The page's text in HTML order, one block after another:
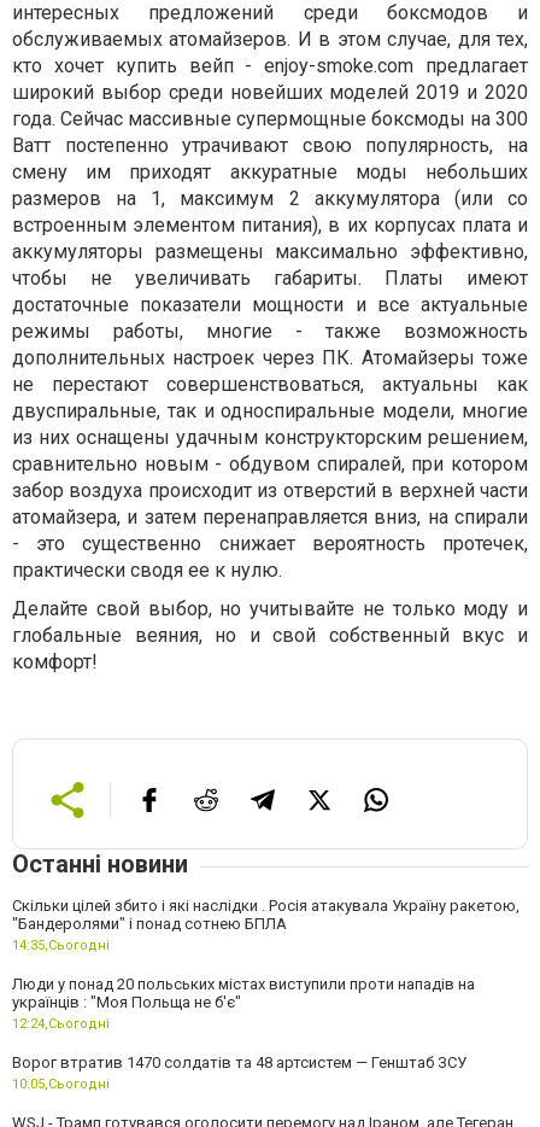
интересных предложений среди боксмодов и
обслуживаемых атомайзеров. И в этом случае, для тех,
кто хочет купить вейп - enjoy-smoke.com предлагает
широкий выбор среди новейших моделей 2019 и 2020
года. Сейчас массивные супермощные боксмоды на 300
Ватт постепенно утрачивают свою популярность, на
смену им приходят аккуратные моды небольших
размеров на 1, максимум 2 аккумулятора (или со
встроенным элементом питания), в их корпусах плата и
аккумуляторы размещены максимально эффективно,
чтобы не увеличивать габариты. Платы имеют
достаточные показатели мощности и все актуальные
режимы работы, многие - также возможность
дополнительных настроек через ПК. Атомайзеры тоже
не перестают совершенствоваться, актуальны как
двуспиральные, так и односпиральные модели, многие
из них оснащены удачным конструкторским решением,
сравнительно новым - обдувом спиралей, при котором
забор воздуха происходит из отверстий в верхней части
атомайзера, и затем перенаправляется вниз, на спирали
- это существенно снижает вероятность протечек,
практически сводя ее к нулю.
Делайте свой выбор, но учитывайте не только моду и
глобальные веяния, но и свой собственный вкус и
комфорт!
Останні новини
Скільки цілей збито і які наслідки . Росія атакувала Україну ракетою,
"Бандеролями" і понад сотнею БПЛА
14:35,Сьогодні
Люди у понад 20 польських містах виступили проти нападів на
українців : "Моя Польща не б'є"
12:24,Сьогодні
Ворог втратив 1470 солдатів та 48 артсистем — Генштаб ЗСУ
10:05,Сьогодні
WSJ - Трамп готувався оголосити перемогу над Іраном, але Тегеран